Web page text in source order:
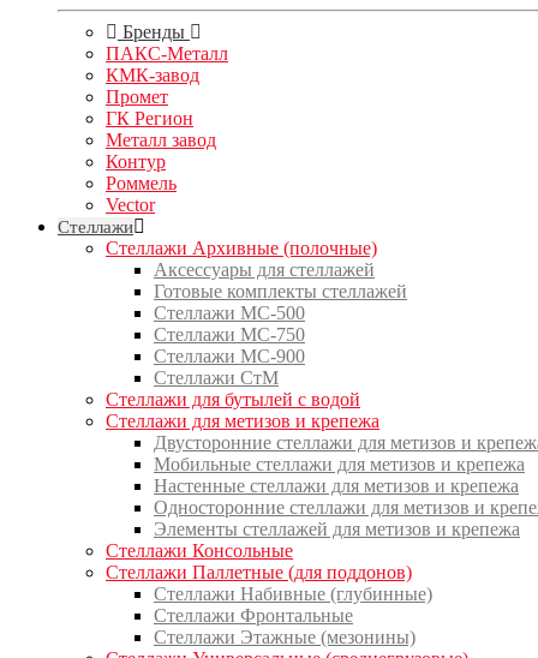
Бренды
ПАКС-Металл
КМК-завод
Промет
ГК Регион
Металл завод
Контур
Роммель
Vector
Стеллажи
Стеллажи Архивные (полочные)
Аксессуары для стеллажей
Готовые комплекты стеллажей
Стеллажи МС-500
Стеллажи МС-750
Стеллажи МС-900
Стеллажи СтМ
Стеллажи для бутылей с водой
Стеллажи для метизов и крепежа
Двусторонние стеллажи для метизов и
Мобильные стеллажи для метизов и крепежа
Настенные стеллажи для метизов и крепежа
Односторонние стеллажи для метизов и
Элементы стеллажей для метизов и крепежа
Стеллажи Консольные
Стеллажи Паллетные (для поддонов)
Стеллажи Набивные (глубинные)
Стеллажи Фронтальные
Стеллажи Этажные (мезонины)